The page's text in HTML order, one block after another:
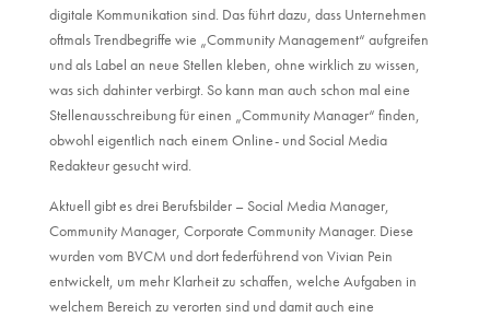
digitale Kommunikation sind. Das führt dazu, dass Unternehmen
oftmals Trendbegriffe wie „Community Management“ aufgreifen
und als Label an neue Stellen kleben, ohne wirklich zu wissen,
was sich dahinter verbirgt. So kann man auch schon mal eine
Stellenausschreibung für einen „Community Manager“ finden,
obwohl eigentlich nach einem Online- und Social Media
Redakteur gesucht wird.
Aktuell gibt es drei Berufsbilder – Social Media Manager,
Community Manager, Corporate Community Manager. Diese
wurden vom BVCM und dort federführend von Vivian Pein
entwickelt, um mehr Klarheit zu schaffen, welche Aufgaben in
welchem Bereich zu verorten sind und damit auch eine